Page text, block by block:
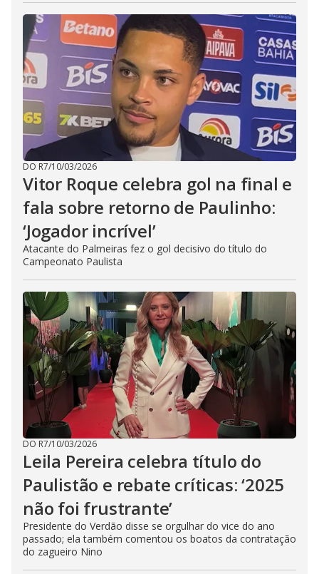
DO R7/10/03/2026
Vitor Roque celebra gol na final e
fala sobre retorno de Paulinho:
‘Jogador incrível’
Atacante do Palmeiras fez o gol decisivo do título do
Campeonato Paulista
DO R7/10/03/2026
Leila Pereira celebra título do
Paulistão e rebate críticas: ‘2025
não foi frustrante’
Presidente do Verdão disse se orgulhar do vice do ano
passado; ela também comentou os boatos da contratação
do zagueiro Nino